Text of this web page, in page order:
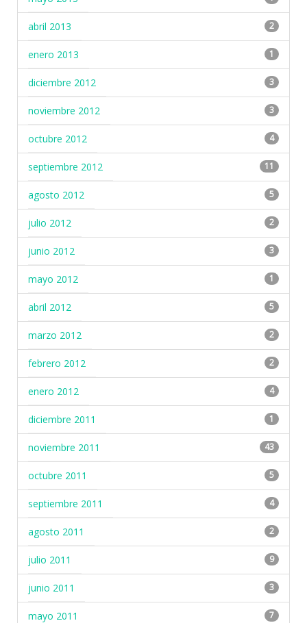
abril 2013 2
enero 2013 1
diciembre 2012 3
noviembre 2012 3
octubre 2012 4
septiembre 2012 11
agosto 2012 5
julio 2012 2
junio 2012 3
mayo 2012 1
abril 2012 5
marzo 2012 2
febrero 2012 2
enero 2012 4
diciembre 2011 1
noviembre 2011 43
octubre 2011 5
septiembre 2011 4
agosto 2011 2
julio 2011 9
junio 2011 3
mayo 2011 7